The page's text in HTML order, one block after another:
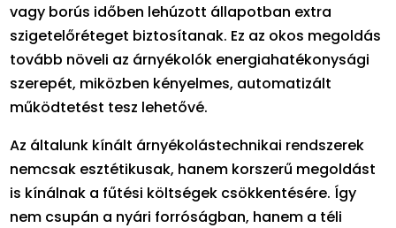
vagy borús időben lehúzott állapotban extra
szigetelőréteget biztosítanak. Ez az okos megoldás
tovább növeli az árnyékolók energiahatékonysági
szerepét, miközben kényelmes, automatizált
működtetést tesz lehetővé.
Az általunk kínált árnyékolástechnikai rendszerek
nemcsak esztétikusak, hanem korszerű megoldást
is kínálnak a fűtési költségek csökkentésére. Így
nem csupán a nyári forróságban, hanem a téli